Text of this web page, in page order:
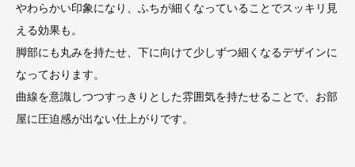
やわらかい印象になり、ふちが細くなっていることでスッキリ見
える効果も。
脚部にも丸みを持たせ、下に向けて少しずつ細くなるデザインに
なっております。
曲線を意識しつつすっきりとした雰囲気を持たせることで、お部
屋に圧迫感が出ない仕上がりです。